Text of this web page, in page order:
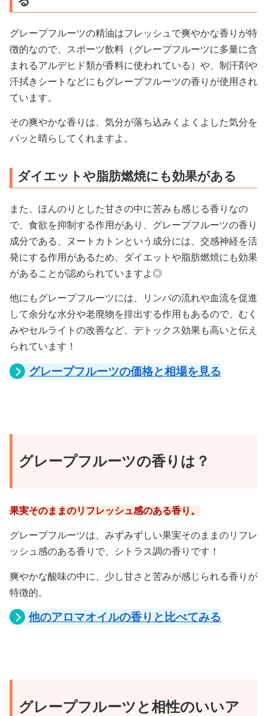
グレープフルーツの精油はフレッシュで爽やかな香りが特
徴的なので、スポーツ飲料（グレープフルーツに多量に含
まれるアルデヒド類が香料に使われている）や、制汗剤や
汗拭きシートなどにもグレープフルーツの香りが使用され
ています。
その爽やかな香りは、気分が落ち込みくよくよした気分を
パッと晴らしてくれますよ。
ダイエットや脂肪燃焼にも効果がある
また、ほんのりとした甘さの中に苦みも感じる香りなの
で、食欲を抑制する作用があり、グレープフルーツの香り
成分である、ヌートカトンという成分には、交感神経を活
発にする作用があるため、ダイエットや脂肪燃焼にも効果
があることが認められていますよ◎
他にもグレープフルーツには、リンパの流れや血流を促進
して余分な水分や老廃物を排出する作用もあるので、むく
みやセルライトの改善など、デトックス効果も高いと伝え
られています！
グレープフルーツの価格と相場を見る
グレープフルーツの香りは？
果実そのままのリフレッシュ感のある香り。
グレープフルーツは、みずみずしい果実そのままのリフレ
ッシュ感のある香りで、シトラス調の香りです！
爽やかな酸味の中に、少し甘さと苦みが感じられる香りが
特徴的。
他のアロマオイルの香りと比べてみる
グレープフルーツと相性のいいア